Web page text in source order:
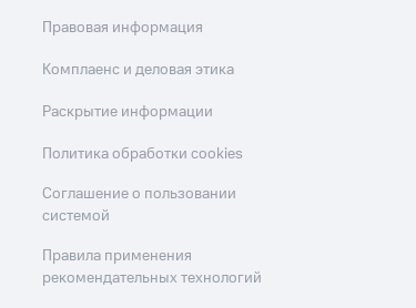
Правовая информация
Комплаенс и деловая этика
Раскрытие информации
Политика обработки cookies
Соглашение о пользовании
системой
Правила применения
рекомендательных технологий